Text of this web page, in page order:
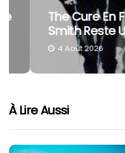
The Cure En
Smith Reste
4 Août 2026
À Lire Aussi